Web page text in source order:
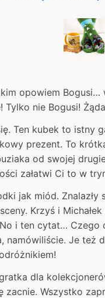
opowiem Bogusi…
Tylko nie Bogusi!
Ten kubek to istny
prezent. To
od swojej
załatwi Ci to w
jak miód.
Krzyś i
i ten cytat… Czego
namówiliście. Je też
dla
zacnie. Wszystko